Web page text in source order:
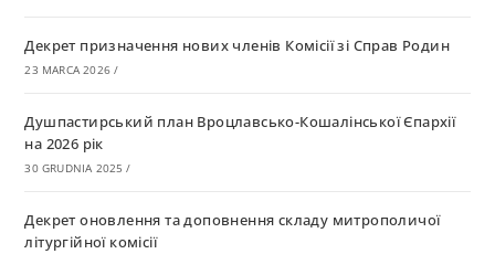
Декрет призначення нових членів Комісії зі Справ Родин
23 MARCA 2026 /
Душпастирський план Вроцлавсько-Кошалінської Єпархії
на 2026 рік
30 GRUDNIA 2025 /
Декрет оновлення та доповнення складу митрополичої
літургійної комісії